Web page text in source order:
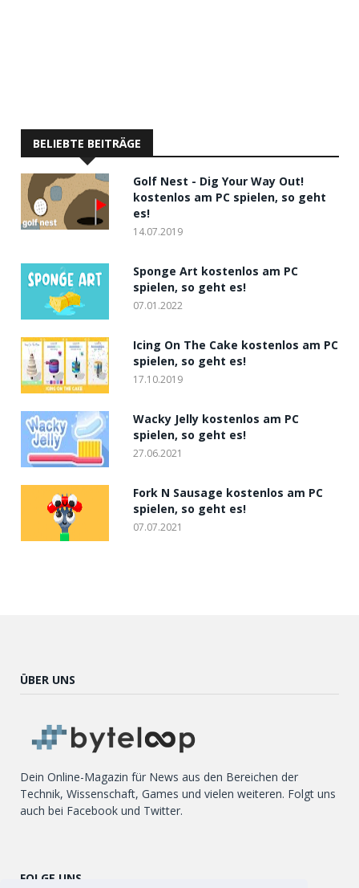
BELIEBTE BEITRÄGE
Golf Nest - Dig Your Way Out!
kostenlos am PC spielen, so geht
es!
14.07.2019
Sponge Art kostenlos am PC
spielen, so geht es!
07.01.2022
Icing On The Cake kostenlos am PC
spielen, so geht es!
17.10.2019
Wacky Jelly kostenlos am PC
spielen, so geht es!
27.06.2021
Fork N Sausage kostenlos am PC
spielen, so geht es!
07.07.2021
ÜBER UNS
Dein Online-Magazin für News aus den Bereichen der
Technik, Wissenschaft, Games und vielen weiteren. Folgt uns
auch bei Facebook und Twitter.
FOLGE UNS